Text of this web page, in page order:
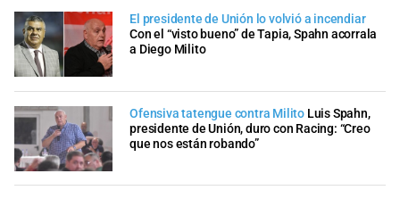
El presidente de Unión lo volvió a incendiar
Con el “visto bueno” de Tapia, Spahn acorrala
a Diego Milito
Ofensiva tatengue contra Milito Luis Spahn,
presidente de Unión, duro con Racing: “Creo
que nos están robando”